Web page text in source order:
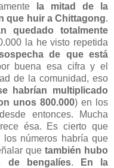
la mitad de la
que huir a Chittagong.
quedado totalmente
la he visto repetida
de que está
buena esa cifra y el
de la comunidad, eso
habrían multiplicado
unos 800.000) en los
entonces. Mucha
ésa. Es cierto que
los números habría que
que también hubo
de bengalíes.
En la